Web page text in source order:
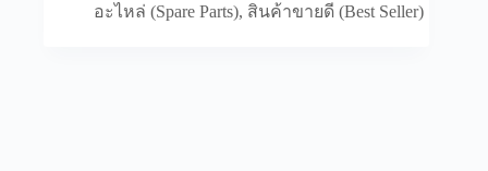
อะไหล่ (Spare Parts), สินค้าขายดี (Best Seller)